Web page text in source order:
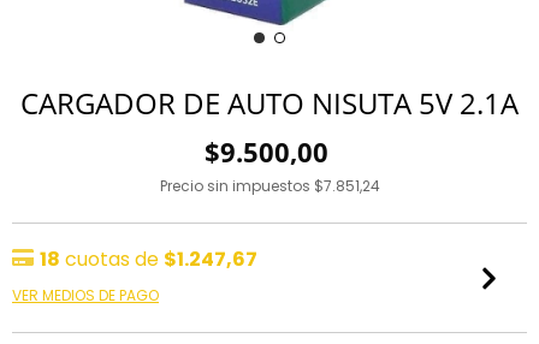
CARGADOR DE AUTO NISUTA 5V 2.1A
$9.500,00
Precio sin impuestos $7.851,24
18 cuotas de $1.247,67
VER MEDIOS DE PAGO